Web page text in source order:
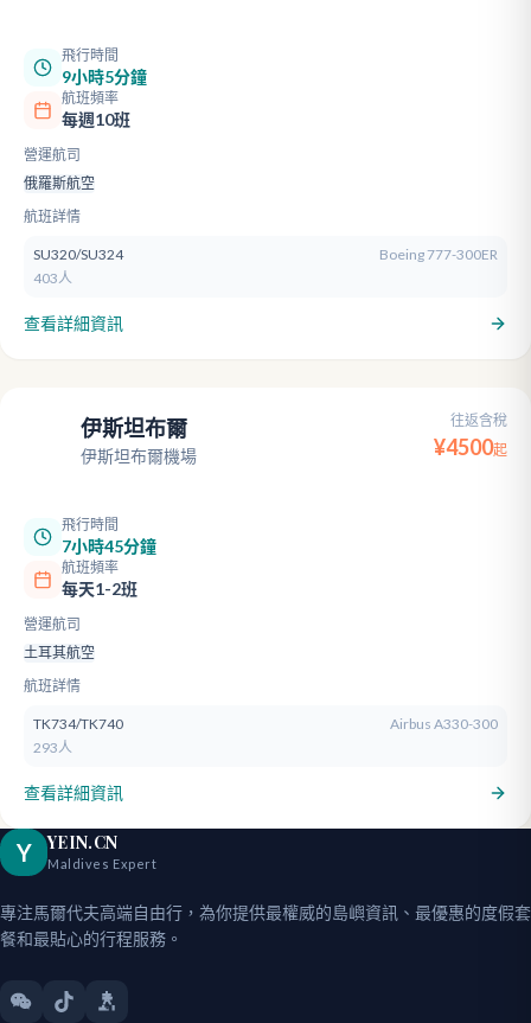
飛行時間
9小時5分鐘
航班頻率
每週10班
營運航司
俄羅斯航空
航班詳情
SU320/SU324
Boeing 777-300ER
403人
查看詳細資訊
伊斯坦布爾
伊斯坦布爾機場
往返含稅
¥4500起
飛行時間
7小時45分鐘
航班頻率
每天1-2班
營運航司
土耳其航空
航班詳情
TK734/TK740
Airbus A330-300
293人
查看詳細資訊
Y YEIN.CN
Maldives Expert
專注馬爾代夫高端自由行，為你提供最權威的島嶼資訊、最優惠的度假套
餐和最貼心的行程服務。